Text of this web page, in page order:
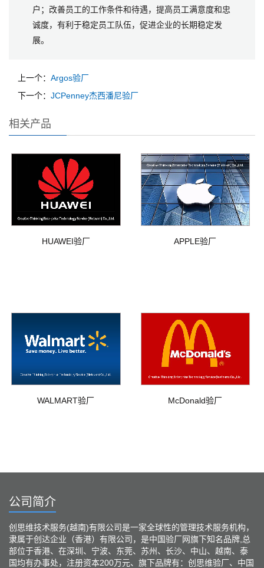
户；改善员工的工作条件和待遇，提高员工满意度和忠
诚度，有利于稳定员工队伍，促进企业的长期稳定发
展。
上一个： Argos验厂
下一个： JCPenney杰西潘尼验厂
相关产品
HUAWEI验厂 APPLE验厂
WALMART验厂 McDonald验厂
公司简介
创思维技术服务(越南)有限公司是一家全球性的管理技术服务机构，
隶属于创达企业（香港）有限公司，是中国验厂网旗下知名品牌,总
部位于香港、在深圳、宁波、东莞、苏州、长沙、中山、越南、泰
国均有办事处，注册资本200万元、旗下品牌有：创思维验厂、中国